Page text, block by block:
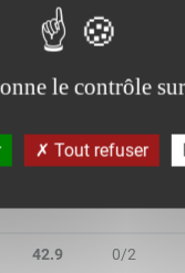
100.0 0/0
42.9 0/2
le contrôle
Tout refuser